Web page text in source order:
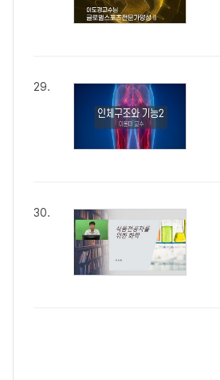
29.
30.